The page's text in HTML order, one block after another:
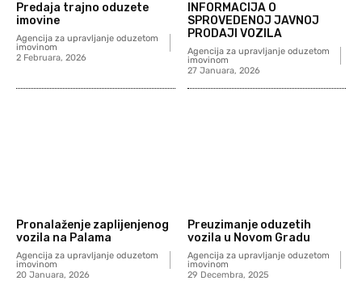
Predaja trajno oduzete
imovine
Agencija za upravljanje oduzetom
imovinom
2 Februara, 2026
INFORMACIJA O
SPROVEDENOJ JAVNOJ
PRODAJI VOZILA
Agencija za upravljanje oduzetom
imovinom
27 Januara, 2026
Pronalaženje zaplijenjenog
vozila na Palama
Agencija za upravljanje oduzetom
imovinom
20 Januara, 2026
Preuzimanje oduzetih
vozila u Novom Gradu
Agencija za upravljanje oduzetom
imovinom
29 Decembra, 2025